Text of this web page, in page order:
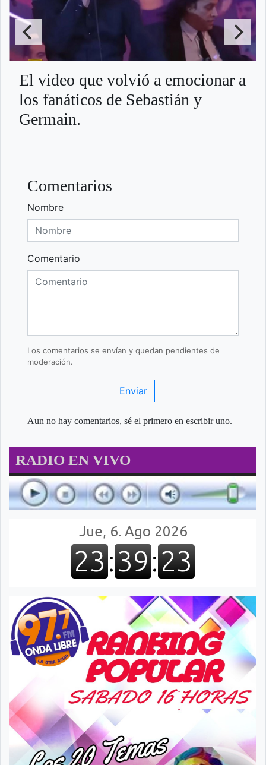
El video que volvió a emocionar a
los fanáticos de Sebastián y
Germain.
Comentarios
Nombre
Comentario
Los comentarios se envían y quedan pendientes de
moderación.
Enviar
Aun no hay comentarios, sé el primero en escribir uno.
RADIO EN VIVO